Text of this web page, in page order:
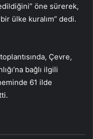
öne sürerek,
ülke kuralım” dedi.
Çevre,
bağlı ilgili
61 ilde